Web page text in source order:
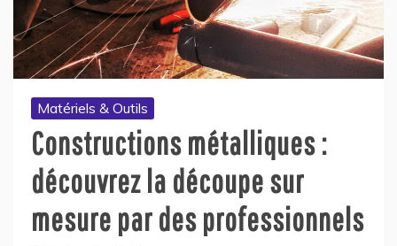
Matériels & Outils
Constructions métalliques :
découvrez la découpe sur
mesure par des professionnels